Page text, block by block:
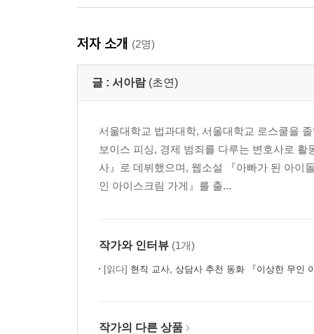
저자 소개 (2명)
글 : 서아람 (초연)
서울대학교 법과대학, 서울대학교 로스쿨을
보이스 피싱, 경제 범죄를 다루는 변호사로
사』로 데뷔했으며, 웹소설 『아빠가 된 아이
인 아이스크림 가게』를 출...
작가와 인터뷰 (1개)
[읽다] 현직 교사, 상담사 추천 동화 『이상한 무인
작가의 다른 상품